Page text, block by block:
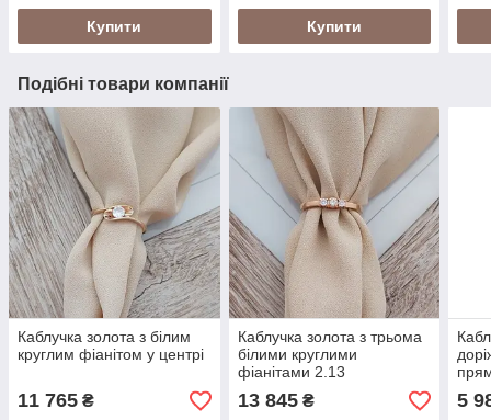
Купити Купити
Подібні товари компанії
Каблучка золота з білим
круглим фіанітом у центрі
11 765 ₴
Каблучка золота з трьома
білими круглими
фіанітами 2.13
13 845₴ 5